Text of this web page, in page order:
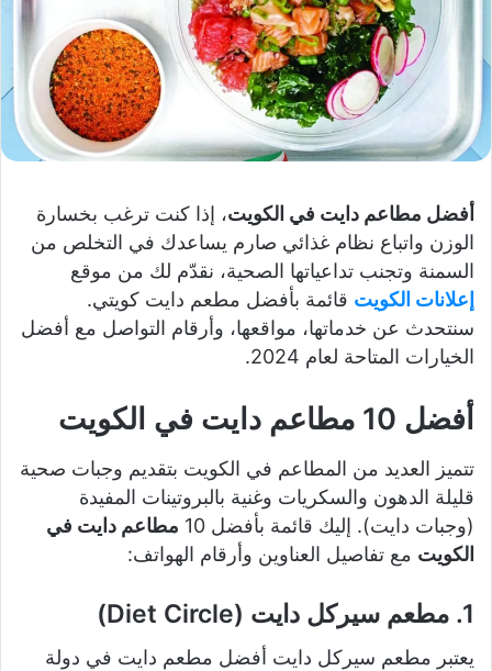
أفضل مطاعم دايت في الكويت، إذا كنت ترغب بخسارة
الوزن واتباع نظام غذائي صارم يساعدك في التخلص من
السمنة وتجنب تداعياتها الصحية، نقدّم لك من موقع
إعلانات الكويت قائمة بأفضل مطعم دايت كويتي.
سنتحدث عن خدماتها، مواقعها، وأرقام التواصل مع أفضل
الخيارات المتاحة لعام 2024.
أفضل 10 مطاعم دايت في الكويت
تتميز العديد من المطاعم في الكويت بتقديم وجبات صحية
قليلة الدهون والسكريات وغنية بالبروتينات المفيدة
(وجبات دايت). إليك قائمة بأفضل 10
مطاعم دايت في
الكويت مع تفاصيل العناوين وأرقام الهواتف:
1. مطعم سيركل دايت (Diet Circle)
يعتبر مطعم سيركل دايت أفضل مطعم دايت في دولة